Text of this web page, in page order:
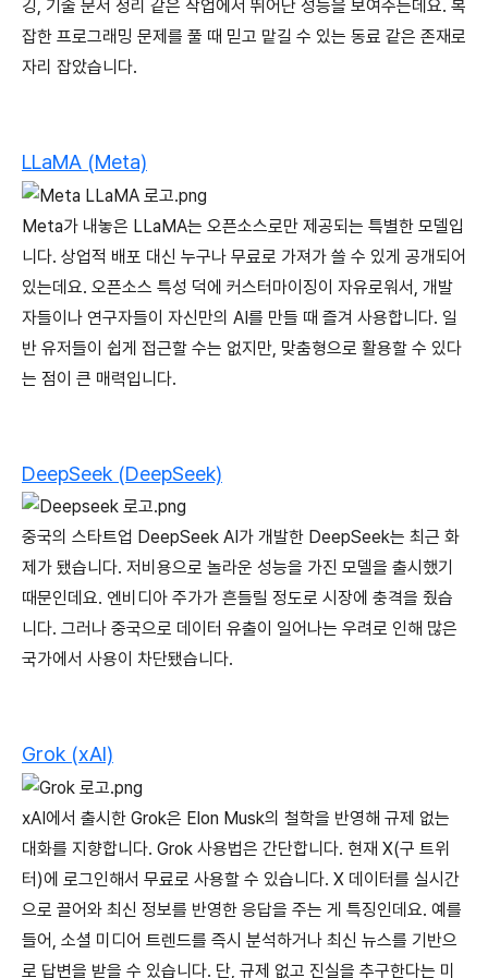
깅, 기술 문서 정리 같은 작업에서 뛰어난 성능을 보여주는데요. 복
잡한 프로그래밍 문제를 풀 때 믿고 맡길 수 있는 동료 같은 존재로
자리 잡았습니다.
LLaMA (Meta)
Meta가 내놓은 LLaMA는 오픈소스로만 제공되는 특별한 모델입
니다. 상업적 배포 대신 누구나 무료로 가져가 쓸 수 있게 공개되어
있는데요. 오픈소스 특성 덕에 커스터마이징이 자유로워서, 개발
자들이나 연구자들이 자신만의 AI를 만들 때 즐겨 사용합니다. 일
반 유저들이 쉽게 접근할 수는 없지만, 맞춤형으로 활용할 수 있다
는 점이 큰 매력입니다.
DeepSeek (DeepSeek)
중국의 스타트업 DeepSeek AI가 개발한 DeepSeek는 최근 화
제가 됐습니다. 저비용으로 놀라운 성능을 가진 모델을 출시했기
때문인데요. 엔비디아 주가가 흔들릴 정도로 시장에 충격을 줬습
니다. 그러나 중국으로 데이터 유출이 일어나는 우려로 인해 많은
국가에서 사용이 차단됐습니다.
Grok (xAI)
xAI에서 출시한 Grok은 Elon Musk의 철학을 반영해 규제 없는
대화를 지향합니다. Grok 사용법은 간단합니다. 현재 X(구 트위
터)에 로그인해서 무료로 사용할 수 있습니다. X 데이터를 실시간
으로 끌어와 최신 정보를 반영한 응답을 주는 게 특징인데요. 예를
들어, 소셜 미디어 트렌드를 즉시 분석하거나 최신 뉴스를 기반으
로 답변을 받을 수 있습니다. 단, 규제 없고 진실을 추구한다는 미